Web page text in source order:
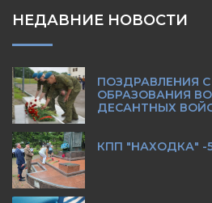
НЕДАВНИЕ НОВОСТИ
ПОЗДРАВЛЕНИЯ
ОБРАЗОВАНИЯ
ДЕСАНТНЫХ
КПП "НАХОДКА" -